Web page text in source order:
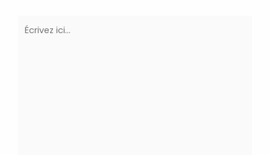
Écrivez